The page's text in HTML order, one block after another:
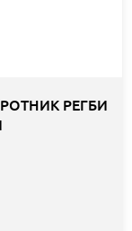
РЕГБИ